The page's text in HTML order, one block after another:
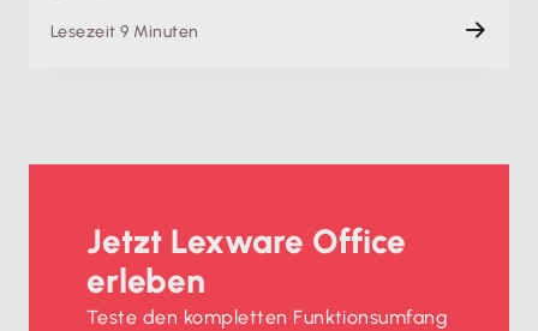
Lesezeit 9 Minuten
Jetzt Lexware Office
erleben
Teste den kompletten Funktionsumfang